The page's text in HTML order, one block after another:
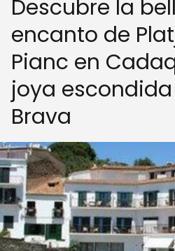
Descubre la
encanto de
Pianc en
joya
Brava